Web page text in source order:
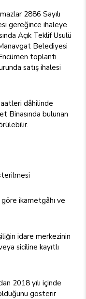
2886 Sayılı
gereğince ihaleye
Açık Teklif Usulü
Belediyesi
toplantı
satış ihalesi
dâhilinde
Binasında bulunan
ikametgâhı ve
idare merkezinin
siciline kayıtlı
2018 yılı içinde
gösterir